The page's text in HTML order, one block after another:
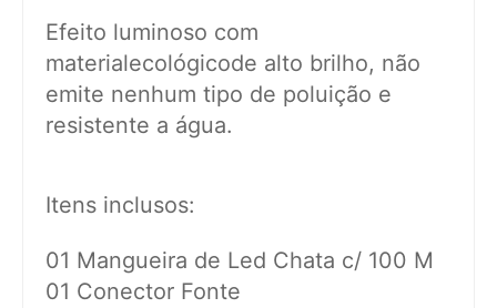
Efeito luminoso com
materialecológicode alto brilho, não
emite nenhum tipo de poluição e
resistente a água.
Itens inclusos:
01 Mangueira de Led Chata c/ 100 M
01 Conector Fonte